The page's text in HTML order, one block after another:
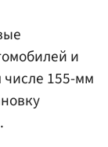
и
числе 155-мм